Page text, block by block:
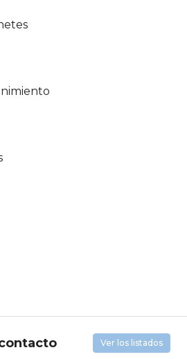
Ver los listados